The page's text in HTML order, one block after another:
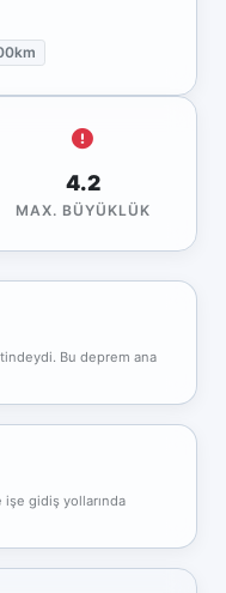
4.2
MAX. BÜYÜKLÜK
Bu deprem ana
gidiş yollarında